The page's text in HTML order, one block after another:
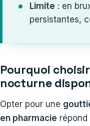
Limite : en
persistantes,
Pourquoi
nocturne
Opter pour une
en pharmacie répond